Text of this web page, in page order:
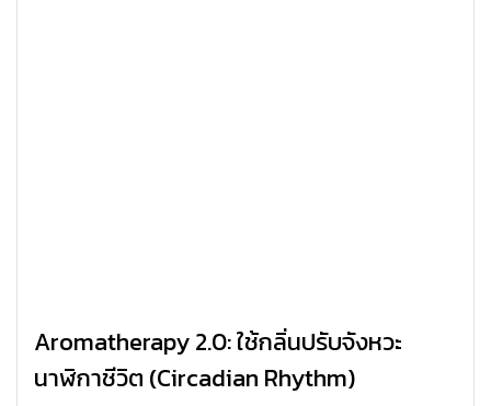
Aromatherapy 2.0: ใช้กลิ่นปรับจังหวะ
นาฬิกาชีวิต (Circadian Rhythm)